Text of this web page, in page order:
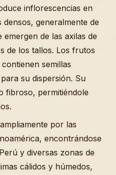
inflorescencias en
generalmente de
de las axilas de
de los tallos. Los frutos
semillas
su dispersión. Su
fibroso, permitiéndole
por las
encontrándose
y diversas zonas de
cálidos y húmedos,